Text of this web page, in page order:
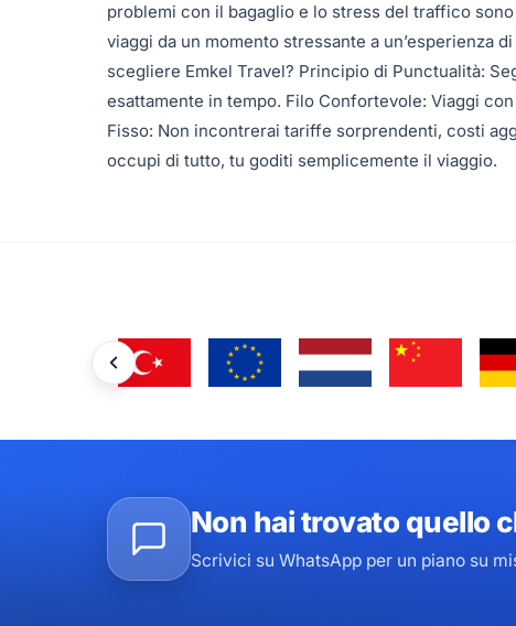
problemi con il bagaglio e lo stress del traffico
viaggi da un momento stressante a un’esperienza
scegliere Emkel Travel? Principio di Punctualità:
esattamente in tempo. Filo Confortevole: Viaggi
Fisso: Non incontrerai tariffe sorprendenti, costi
occupi di tutto, tu goditi semplicemente il viaggio.
Non hai trovato quello
Scrivici su WhatsApp per un piano su